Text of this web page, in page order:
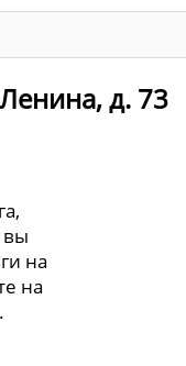
д. 73
вы
на
на